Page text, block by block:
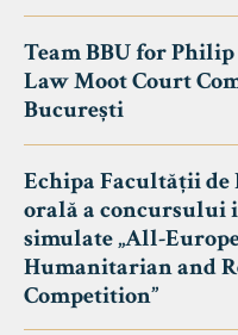
Team BBU for
Law Moot Court
București
Echipa Facultății de
orală a concursului
simulate „All-
Humanitarian and
Competition”